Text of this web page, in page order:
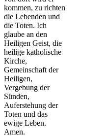
kommen, zu richten
die Lebenden und
die Toten. Ich
glaube an den
Heiligen Geist, die
heilige katholische
Kirche,
Gemeinschaft der
Heiligen,
Vergebung der
Sünden,
Auferstehung der
Toten und das
ewige Leben.
Amen.